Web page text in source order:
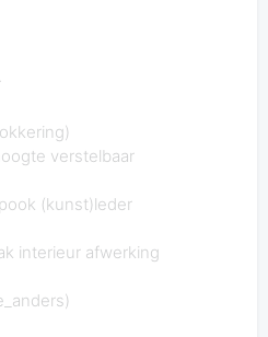
verstelbaar
(kunst)leder
interieur afwerking